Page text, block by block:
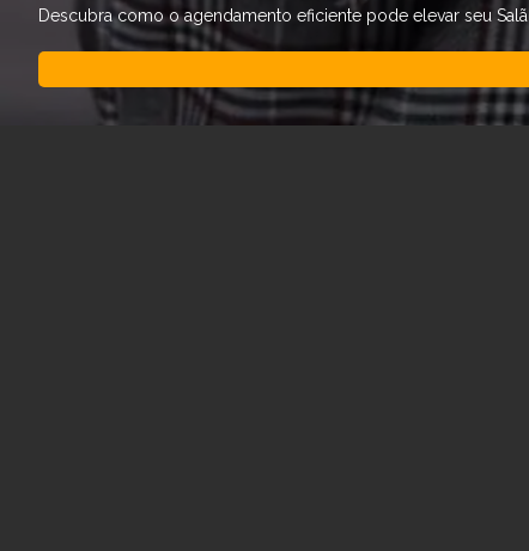
Descubra como o agendamento eficiente pode elevar seu